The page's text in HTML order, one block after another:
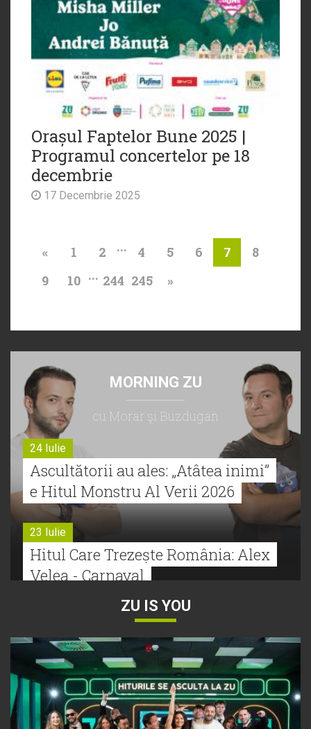
Orașul Faptelor Bune 2025 |
Programul concertelor pe 18
decembrie
17 Decembrie 2025
« 1 2 ... 4 5 6 7
8
9
10 ... 244 245 »
MORNING ZU
cu Morar şi Buzdugan
24 Iulie
Ascultătorii au ales: „Atâtea inimi”
e Hitul Monstru Al Verii 2026
23 Iulie
Hitul Care Trezește România: Alex
Velea - Carnaval
Bătălie strânsă la Hitul Monstru Al
Verii: Cabron versus Faydee
21 Iulie
Dă volumul mai tare! Cabron vine
ZU IS YOU